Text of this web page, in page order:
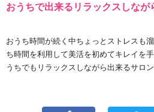
おうちで出来るリラックスしな
おうち時間が続く中ちょっとストレスも
ち時間を利用して美活を初めてキレイを
うちでもリラックスしながら出来るサロ